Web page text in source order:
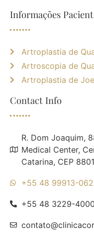
Informações
Artroplastia de
Artroscopia de
Artroplastia de
Contact Info
R. Dom Joaquim,
Medical Center,
Catarina, CEP
+55 48 99913-
+55 48 3229-4000